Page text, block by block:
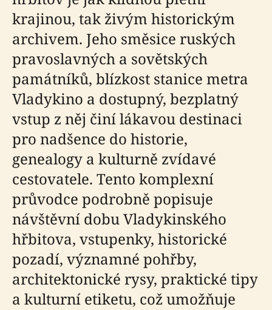
krajinou, tak živým historickým
archivem. Jeho směsice ruských
pravoslavných a sovětských
památníků, blízkost stanice metra
Vladykino a dostupný, bezplatný
vstup z něj činí lákavou destinaci
pro nadšence do historie,
genealogy a kulturně zvídavé
cestovatele. Tento komplexní
průvodce podrobně popisuje
návštěvní dobu Vladykinského
hřbitova, vstupenky, historické
pozadí, významné pohřby,
architektonické rysy, praktické tipy
a kulturní etiketu, což umožňuje